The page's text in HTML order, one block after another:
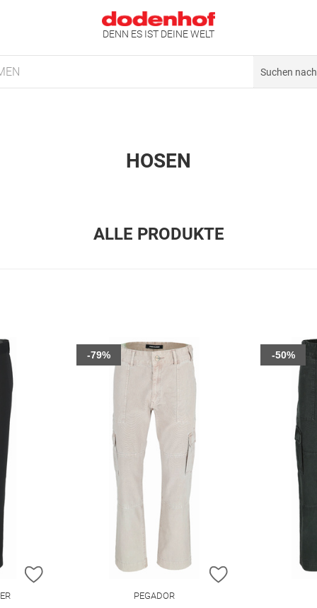
DENN ES IST DEINE WELT
HOSEN
ALLE PRODUKTE
ZUR WUNSCHLISTE HINZUFÜGEN ZUR
PEGADOR
-79% -50%